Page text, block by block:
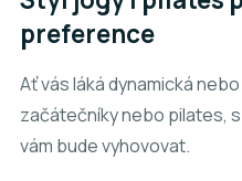
preference
Ať vás láká dynamická
začátečníky nebo pilates,
vám bude vyhovovat.